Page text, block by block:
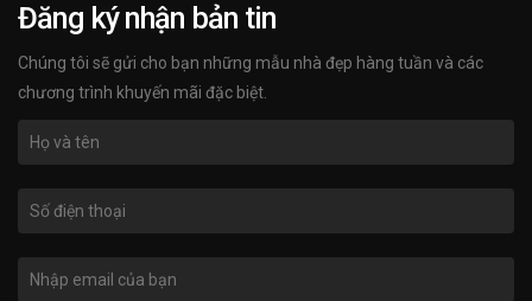
Đăng ký nhận bản tin
Chúng tôi sẽ gửi cho bạn những mẫu nhà đẹp hàng tuần và các
chương trình khuyến mãi đặc biệt.